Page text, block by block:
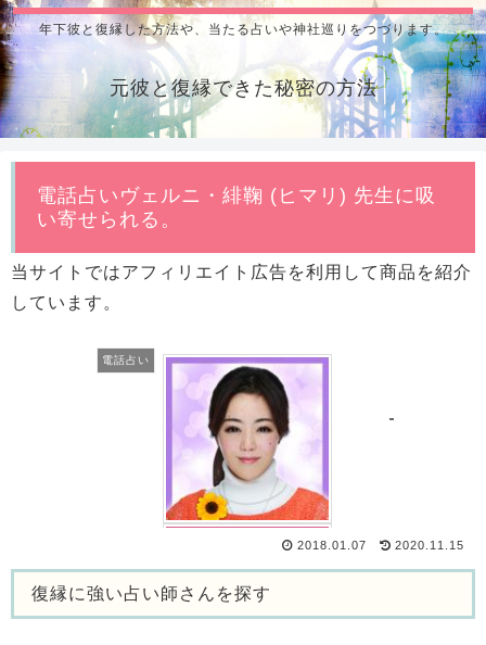
年下彼と復縁した方法や、当たる占いや神社巡りをつづります。
元彼と復縁できた秘密の方法
電話占いヴェルニ・緋鞠 (ヒマリ) 先生に吸
い寄せられる。
当サイトではアフィリエイト広告を利用して商品を紹介
しています。
電話占い
2018.01.07 2020.11.15
復縁に強い占い師さんを探す